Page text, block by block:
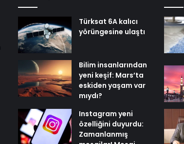
Türksat 6A kalıcı
yörüngesine ulaştı
Bilim insanlarından
yeni keşif: Mars’ta
eskiden yaşam var
mıydı?
Instagram yeni
özelliğini duyurdu:
Zamanlanmış